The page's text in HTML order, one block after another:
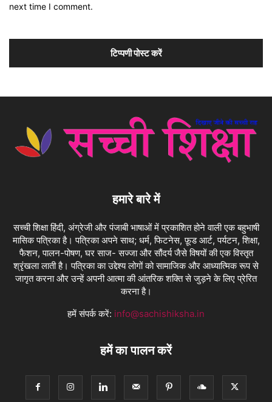
next time I comment.
हमारे बारे में
सच्ची शिक्षा हिंदी, अंग्रेजी और पंजाबी भाषाओं में प्रकाशित होने वाली एक बहुभाषी
मासिक पत्रिका है। पत्रिका अपने साथ; धर्म, फिटनेस, फ़ूड आर्ट, पर्यटन, शिक्षा,
फैशन, पालन-पोषण, घर साज- सज्जा और सौंदर्य जैसे विषयों की एक विस्तृत
श्रृंखला लाती है। पत्रिका का उद्देश्य लोगों को सामाजिक और आध्यात्मिक रूप से
जागृत करना और उन्हें अपनी आत्मा की आंतरिक शक्ति से जुड़ने के लिए प्रेरित
करना है।
हमें संपर्क करें: info@sachishiksha.in
हमें का पालन करें